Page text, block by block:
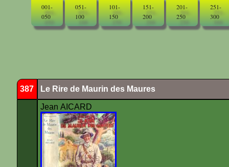
001-
050
051-
100
101-
150
151-
200
201-
250
251-
300
387 Le Rire de Maurin des Maures
Jean AICARD